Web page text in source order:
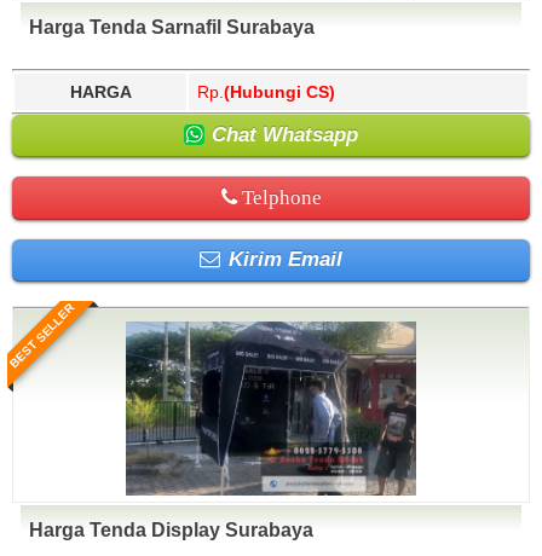
Harga Tenda Sarnafil Surabaya
HARGA Rp. (Hubungi CS)
Chat Whatsapp
Telphone
Kirim Email
BEST SELLER
Harga Tenda Display Surabaya